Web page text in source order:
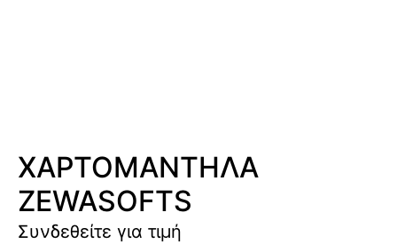
ΧΑΡΤΟΜΑΝΤΗΛΑ
ZEWASOFTS
Συνδεθείτε για τιμή